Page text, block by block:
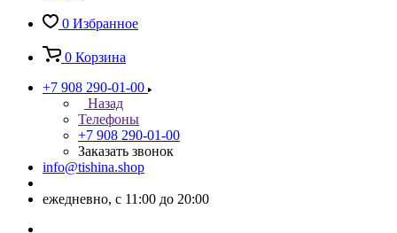
0 Избранное
0 Корзина
+7 908 290-01-00
Назад
Телефоны
+7 908 290-01-00
Заказать звонок
info@tishina.shop
ежедневно, с 11:00 до 20:00